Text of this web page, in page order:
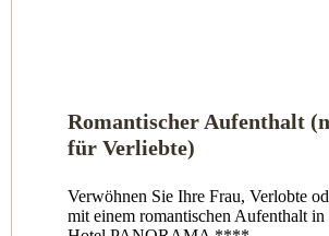
Romantischer Aufenthalt
für Verliebte)
Verwöhnen Sie Ihre Frau, Verlobte
mit einem romantischen Aufenthalt in